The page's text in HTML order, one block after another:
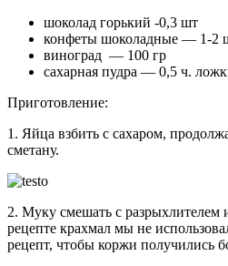
шоколад горький -0,3 шт
конфеты шоколадные — 1-2
виноград — 100 гр
сахарная пудра — 0,5 ч.
Приготовление:
1. Яйца взбить с сахаром,
сметану.
2. Муку смешать с
рецепте крахмал мы не
рецепт, чтобы коржи получились